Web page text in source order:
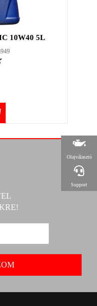
10W40 5L
Olajválasztó
Support